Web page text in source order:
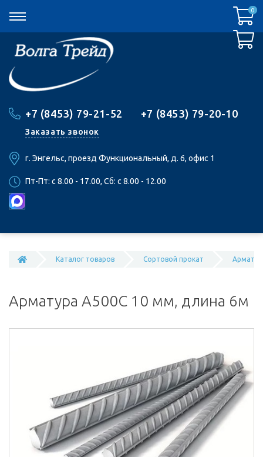
+7 (8453) 79-21-52 +7 (8453) 79-20-10
Заказать звонок
г. Энгельс, проезд Функциональный, д. 6, офис 1
Пт-Пт: c 8.00 - 17.00, Сб: c 8.00 - 12.00
0
0
Каталог товаров Сортовой прокат
Арматура А500С 10 мм, длина 6м